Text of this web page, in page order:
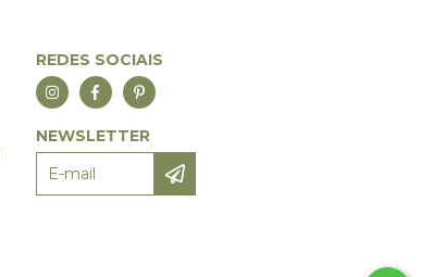
REDES SOCIAIS
NEWSLETTER